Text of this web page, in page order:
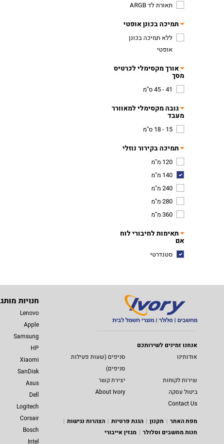
תאורת לד ARGB
תמיכה בכונן אופטי
ללא תמיכה בכונן
אופטי
אורך מקסימלי לכרטיס
מסך
41 - 45 ס''מ
גובה מקסימלי למאוורר
מעבד
15 - 18 ס''מ
תמיכה בקירור נוזלי
120 מ''מ
140 מ''מ
240 מ''מ
280 מ''מ
360 מ''מ
תאימות לחיבורי לוח
אם
סטנדרטי
אנחנו זמינים לשירותכם
אודותינו
סניפים (שעות פעילות
סניפים)
שירות לקוחות
יצירת קשר
ביטול עסקה
About Ivory
Contact Us
מפת האתר
תקנון הגנת פרטיות
הצהרות נגישות
חנות מחשבים וסלולר
מגזין אייבורי
חנויות מותג
Lenovo
Apple
Samsung
HP
Xiaomi
SanDisk
Asus
Dell
Logitech
Corsair
Bosch
Intel